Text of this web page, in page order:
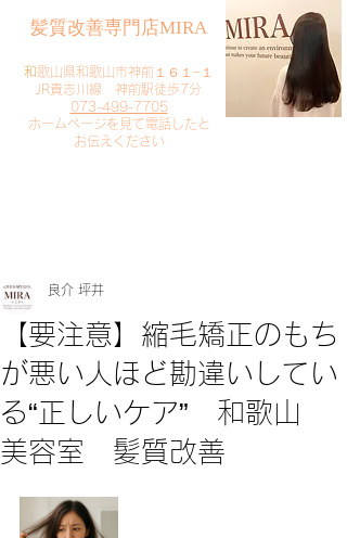
​髪質改善専門店MIRA
​和歌山県和歌山市神前１６１−１
JR貴志川線 神前駅徒歩7分
073-499-7705
​ホームページを見て電話したと
お伝えください
【要注意】縮毛矯正のもち
が悪い人ほど勘違いしてい
る“正しいケア” 和歌山
美容室 髪質改善
良介 坪井